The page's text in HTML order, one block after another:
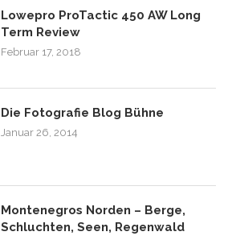
Lowepro ProTactic 450 AW Long
Term Review
Februar 17, 2018
Die Fotografie Blog Bühne
Januar 26, 2014
Montenegros Norden – Berge,
Schluchten, Seen, Regenwald